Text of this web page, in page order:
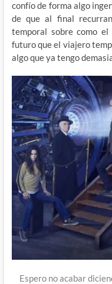
confío de forma algo
de que al final
temporal sobre como
futuro que el viajero
algo que ya tengo
Espero no acabar